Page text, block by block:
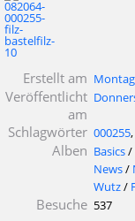
Erstellt am
Veröffentlicht
am
Schlagwörter 000255,
Alben Basics/
News/
Wutz/
Besuche 537